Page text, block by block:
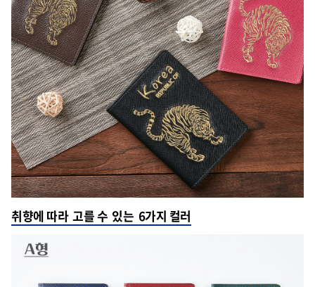
취향에 따라 고를 수 있는 6가지 컬러